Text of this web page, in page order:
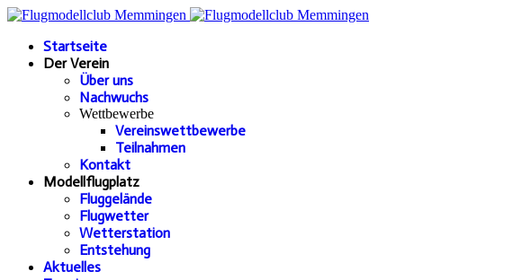
Startseite
Der Verein
Über uns
Nachwuchs
Wettbewerbe
Vereinswettbewerbe
Teilnahmen
Kontakt
Modellflugplatz
Fluggelände
Flugwetter
Wetterstation
Entstehung
Aktuelles